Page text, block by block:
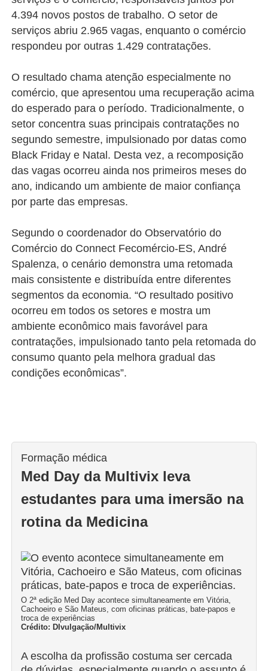
4.394 novos postos de trabalho. O setor de
serviços abriu 2.965 vagas, enquanto o comércio
respondeu por outras 1.429 contratações.
O resultado chama atenção especialmente no
comércio, que apresentou uma recuperação acima
do esperado para o período. Tradicionalmente, o
setor concentra suas principais contratações no
segundo semestre, impulsionado por datas como
Black Friday e Natal. Desta vez, a recomposição
das vagas ocorreu ainda nos primeiros meses do
ano, indicando um ambiente de maior confiança
por parte das empresas.
Segundo o coordenador do Observatório do
Comércio do Connect Fecomércio-ES, André
Spalenza, o cenário demonstra uma retomada
mais consistente e distribuída entre diferentes
segmentos da economia. “O resultado positivo
ocorreu em todos os setores e mostra um
ambiente econômico mais favorável para
contratações, impulsionado tanto pela retomada do
consumo quanto pela melhora gradual das
condições econômicas”.
Formação médica
Med Day da Multivix leva
estudantes para uma imersão na
rotina da Medicina
O 2ª edição Med Day acontece simultaneamente em Vitória,
Cachoeiro e São Mateus, com oficinas práticas, bate-papos e
troca de experiências
Crédito: DIvulgação/Multivix
A escolha da profissão costuma ser cercada